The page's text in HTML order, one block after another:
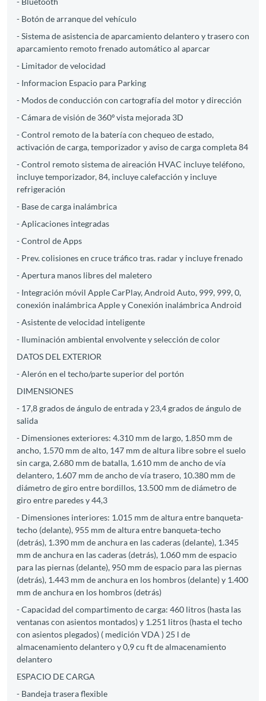
- Botón de arranque del vehículo
- Sistema de asistencia de aparcamiento delantero y trasero con
aparcamiento remoto frenado automático al aparcar
- Limitador de velocidad
- Informacion Espacio para Parking
- Modos de conducción con cartografía del motor y dirección
- Cámara de visión de 360º vista mejorada 3D
- Control remoto de la batería con chequeo de estado,
activación de carga, temporizador y aviso de carga completa 84
- Control remoto sistema de aireación HVAC incluye teléfono,
incluye temporizador, 84, incluye calefacción y incluye
refrigeración
- Base de carga inalámbrica
- Aplicaciones integradas
- Control de Apps
- Prev. colisiones en cruce tráfico tras. radar y incluye frenado
- Apertura manos libres del maletero
- Integración móvil Apple CarPlay, Android Auto, 999, 999, 0,
conexión inalámbrica Apple y Conexión inalámbrica Android
- Asistente de velocidad inteligente
- Iluminación ambiental envolvente y selección de color
DATOS DEL EXTERIOR
- Alerón en el techo/parte superior del portón
DIMENSIONES
- 17,8 grados de ángulo de entrada y 23,4 grados de ángulo de
salida
- Dimensiones exteriores: 4.310 mm de largo, 1.850 mm de
ancho, 1.570 mm de alto, 147 mm de altura libre sobre el suelo
sin carga, 2.680 mm de batalla, 1.610 mm de ancho de vía
delantero, 1.607 mm de ancho de vía trasero, 10.380 mm de
diámetro de giro entre bordillos, 13.500 mm de diámetro de
giro entre paredes y 44,3
- Dimensiones interiores: 1.015 mm de altura entre banqueta-
techo (delante), 955 mm de altura entre banqueta-techo
(detrás), 1.390 mm de anchura en las caderas (delante), 1.345
mm de anchura en las caderas (detrás), 1.060 mm de espacio
para las piernas (delante), 950 mm de espacio para las piernas
(detrás), 1.443 mm de anchura en los hombros (delante) y 1.400
mm de anchura en los hombros (detrás)
- Capacidad del compartimento de carga: 460 litros (hasta las
ventanas con asientos montados) y 1.251 litros (hasta el techo
con asientos plegados) ( medición VDA ) 25 l de
almacenamiento delantero y 0,9 cu ft de almacenamiento
delantero
ESPACIO DE CARGA
- Bandeja trasera flexible